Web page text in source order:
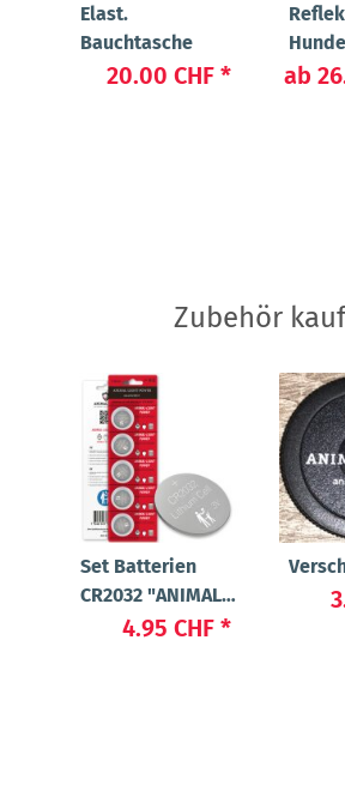
Elast.
Bauchtasche
20.00 CHF * ab
Zubehör
Set Batterien
CR2032 "ANIMAL-
LIGHT POWER"
4.95 CHF *